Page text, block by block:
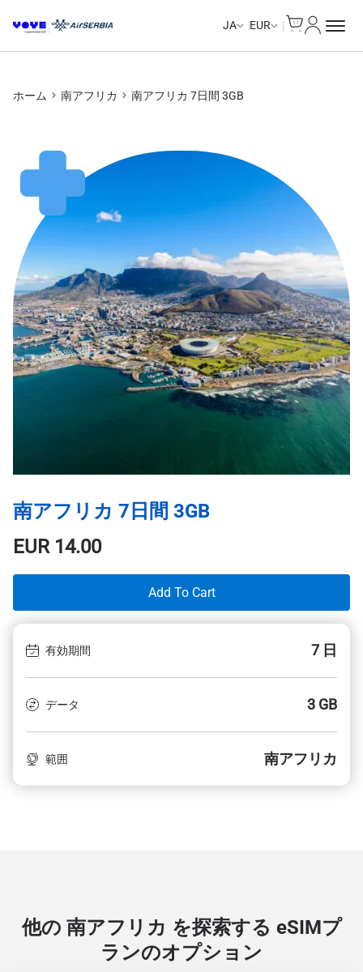
JA EUR
ホーム 南アフリカ 南アフリカ 7日間 3GB
南アフリカ 7日間 3GB
EUR14.00
Add To Cart
有効期間 7 日
データ 3 GB
範囲 南アフリカ
他の 南アフリカ を探索する eSIMプ
ランのオプション